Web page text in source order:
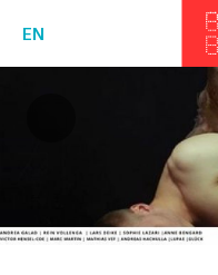
EN